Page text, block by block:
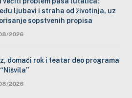
ljubavi i straha od životinja, uz
sopstvenih propisa
2026
domaći rok i teatar deo programa
2026